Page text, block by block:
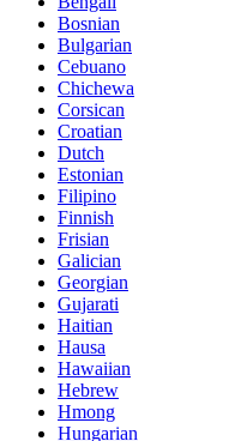
Bosnian
Bulgarian
Cebuano
Chichewa
Corsican
Croatian
Dutch
Estonian
Filipino
Finnish
Frisian
Galician
Georgian
Gujarati
Haitian
Hausa
Hawaiian
Hebrew
Hmong
Hungarian